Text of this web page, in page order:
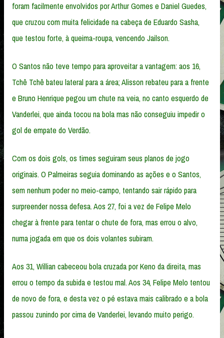
foram facilmente envolvidos por Arthur Gomes e Daniel Guedes,
que cruzou com muita felicidade na cabeça de Eduardo Sasha,
que testou forte, à queima-roupa, vencendo Jailson.
O Santos não teve tempo para aproveitar a vantagem: aos 16,
Tchê Tchê bateu lateral para a área; Alisson rebateu para a frente
e Bruno Henrique pegou um chute na veia, no canto esquerdo de
Vanderlei, que ainda tocou na bola mas não conseguiu impedir o
gol de empate do Verdão.
Com os dois gols, os times seguiram seus planos de jogo
originais. O Palmeiras seguia dominando as ações e o Santos,
sem nenhum poder no meio-campo, tentando sair rápido para
surpreender nossa defesa. Aos 27, foi a vez de Felipe Melo
chegar à frente para tentar o chute de fora, mas errou o alvo,
numa jogada em que os dois volantes subiram.
Aos 31, Willian cabeceou bola cruzada por Keno da direita, mas
errou o tempo da subida e testou mal. Aos 34, Felipe Melo tentou
de novo de fora, e desta vez o pé estava mais calibrado e a bola
passou zunindo por cima de Vanderlei, levando muito perigo.